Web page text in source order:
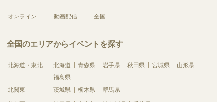
オンライン 動画配信 全国
全国のエリアからイベントを探す
北海道・東北 北海道 青森県 岩手県 秋田県 宮城県
山形県
福島県
北関東
茨城県 栃木県 群馬県